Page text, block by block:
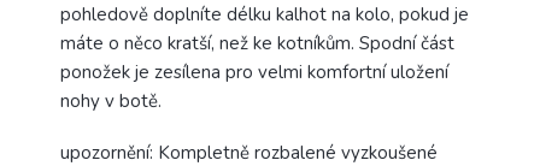
pohledově doplníte délku kalhot na kolo, pokud je
máte o něco kratší, než ke kotníkům. Spodní část
ponožek je zesílena pro velmi komfortní uložení
nohy v botě.
upozornění: Kompletně rozbalené vyzkoušené